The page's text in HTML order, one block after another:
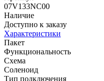
07V133NC00
Наличие
Доступно к заказу
Характеристики
Пакет
Функциональность
Схема
Соленоид
Тип подключения